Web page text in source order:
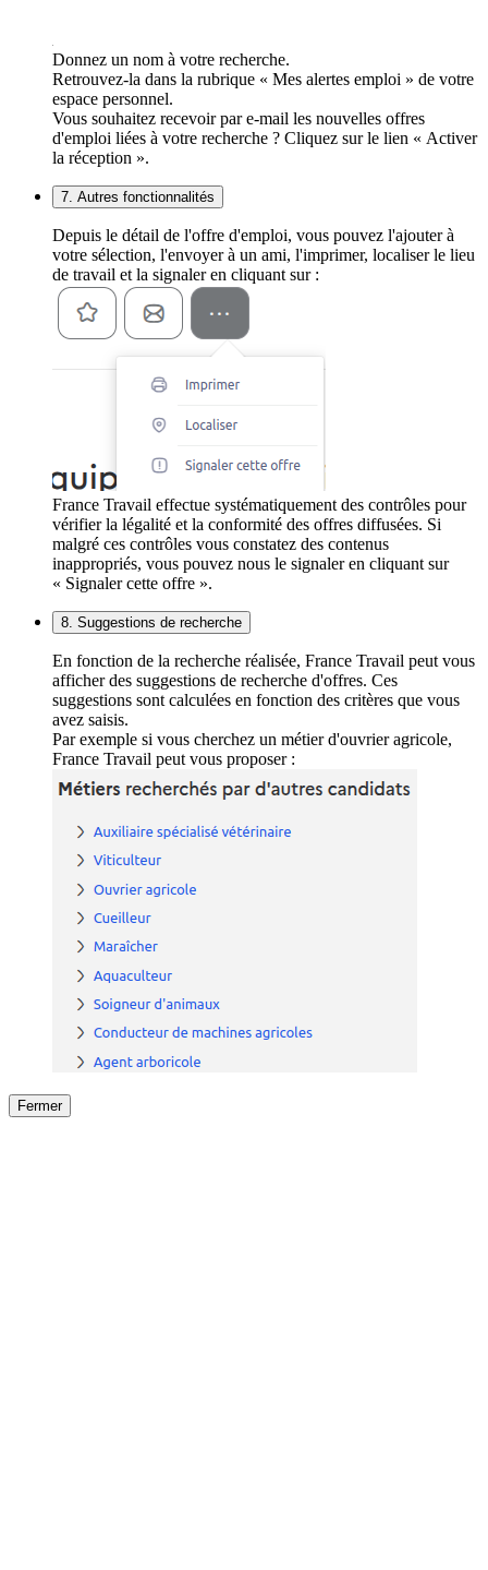
Donnez un nom à votre recherche.
Retrouvez-la dans la rubrique « Mes alertes emploi » de votre
espace personnel.
Vous souhaitez recevoir par e-mail les nouvelles offres
d'emploi liées à votre recherche ? Cliquez sur le lien « Activer
la réception ».
7. Autres fonctionnalités
Depuis le détail de l'offre d'emploi, vous pouvez l'ajouter à
votre sélection, l'envoyer à un ami, l'imprimer, localiser le lieu
de travail et la signaler en cliquant sur :
France Travail effectue systématiquement des contrôles pour
vérifier la légalité et la conformité des offres diffusées. Si
malgré ces contrôles vous constatez des contenus
inappropriés, vous pouvez nous le signaler en cliquant sur
« Signaler cette offre ».
8. Suggestions de recherche
En fonction de la recherche réalisée, France Travail peut vous
afficher des suggestions de recherche d'offres. Ces
suggestions sont calculées en fonction des critères que vous
avez saisis.
Par exemple si vous cherchez un métier d'ouvrier agricole,
France Travail peut vous proposer :
Fermer